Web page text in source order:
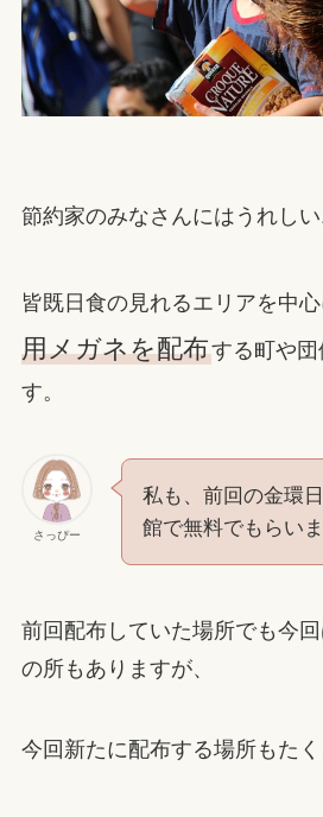
節約家のみなさんにはうれしい
皆既日食の見れるエリアを中心
用メガネを配布する町や団
す。
さっぴー
私も、前回の金環
館で無料でもらいま
前回配布していた場所でも今
の所もありますが、
今回新たに配布する場所もたく